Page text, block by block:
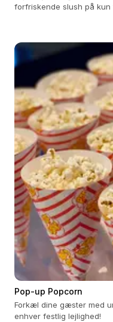
forfriskende slush på kun
Pop-up Popcorn
Forkæl dine gæster med
enhver festlig lejlighed!